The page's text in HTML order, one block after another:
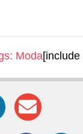
Moda[include